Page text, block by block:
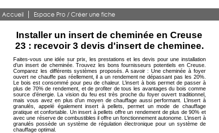
Accueil Espace Pro / Créer une fiche
Installer un insert de cheminée en Creuse
23 : recevoir 3 devis d'insert de cheminee.
Faites-vous une idée sur prix, les prestations et les devis pour une installation
d’un insert de cheminée. Trouvez les bons fournisseurs potentiels en Creuse.
Comparez les différents systèmes proposés. A savoir : Une cheminée à foyer
ouvert ne chauffe pas réellement, il a un rendement ne dépassant pas les 20%.
Le bois est consommé pour peu de chaleur. L’insert à bois permet de passer à
plus de 70% de rendement, et de profiter de tous les avantages du bois comme
source d’énergie. La vision du feu est très proche du foyer ouvert traditionnel,
mais vous avez en plus d’un moyen de chauffage aussi performant. L’insert à
granulés, appelé également insert à pellets, permet un mode de chauffage
pratique et confortable. Un insert à pellets offre un rendement de plus de 90% et
avec une réserve de combustibles il offre un fonctionnement autonome. L’insert à
granulés possède un système de régulation électronique pour un système de
chauffage optimal.